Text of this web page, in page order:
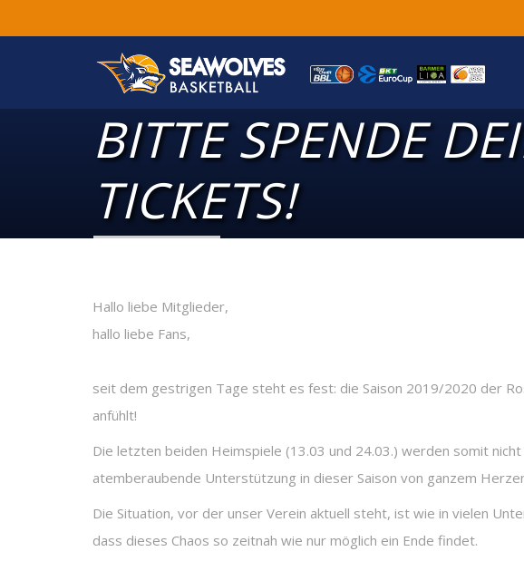
BITTE SPENDE
TICKETS!
Hallo liebe Mitglieder,
hallo liebe Fans,
seit dem gestrigen Tage steht es fest: die Saison 2019/2020 der
anfühlt!
Die letzten beiden Heimspiele (13.03 und 24.03.) werden somit
atemberaubende Unterstützung in dieser Saison von ganzem
Die Situation, vor der unser Verein aktuell steht, ist wie in vielen
dass dieses Chaos so zeitnah wie nur möglich ein Ende findet.